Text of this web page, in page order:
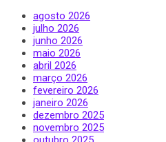
agosto 2026
julho 2026
junho 2026
maio 2026
abril 2026
março 2026
fevereiro 2026
janeiro 2026
dezembro 2025
novembro 2025